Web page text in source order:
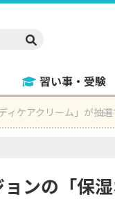
習い事・受験
ィケアクリーム」が抽選
ョンの「保